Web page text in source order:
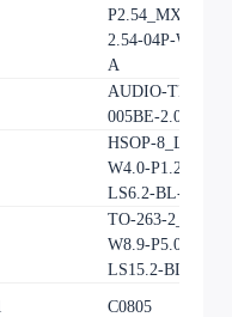
P2.54_MXXH-
2.54-04P-WT1-0-
A
AUDIO-TH_DC-
005BE-2.0-PU
HSOP-8_L5.0-
W4.0-P1.27-
LS6.2-BL-EP
TO-263-2_L10.1-
W8.9-P5.08-
LS15.2-BL
C0805